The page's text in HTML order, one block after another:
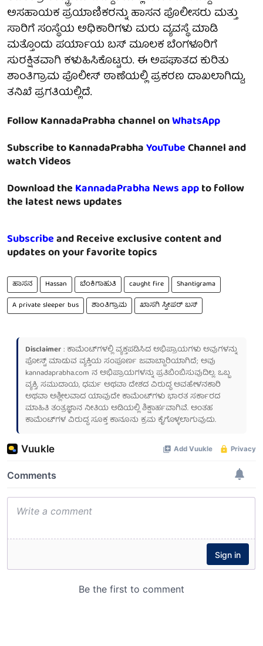
ಅಸಹಾಯಕ ಪ್ರಯಾಣಿಕರನ್ನು ಹಾಸನ ಪೊಲೀಸರು ಮತ್ತು
ಸಾರಿಗೆ ಸಂಸ್ಥೆಯ ಅಧಿಕಾರಿಗಳು ಮರು ವ್ಯವಸ್ಥೆ ಮಾಡಿ
ಮತ್ತೊಂದು ಪರ್ಯಾಯ ಬಸ್ ಮೂಲಕ ಬೆಂಗಳೂರಿಗೆ
ಸುರಕ್ಷಿತವಾಗಿ ಕಳುಹಿಸಿಕೊಟ್ಟರು. ಈ ಅಪಘಾತದ ಕುರಿತು
ಶಾಂತಿಗ್ರಾಮ ಪೊಲೀಸ್ ಠಾಣೆಯಲ್ಲಿ ಪ್ರಕರಣ ದಾಖಲಾಗಿದ್ದು,
ತನಿಖೆ ಪ್ರಗತಿಯಲ್ಲಿದೆ.
Follow KannadaPrabha channel onWhatsApp
Subscribe to KannadaPrabhaYouTubeChannel and
watch Videos
Download theKannadaPrabha News appto follow
the latest news updates
Subscribeand Receive exclusive content and
updates on your favorite topics
ಹಾಸನ Hassan ಬೆಂಕಿಗಾಹುತಿ caught fire
Shantigrama
A private sleeper bus
ಶಾಂತಿಗ್ರಾಮ ಖಾಸಗಿ ಸ್ಪೀಪರ್ ಬಸ್
Disclaimer: ಕಾಮೆಂಟ್‌ಗಳಲ್ಲಿ ವ್ಯಕ್ತಪಡಿಸಿದ ಅಭಿಪ್ರಾಯಗಳು ಅವುಗಳನ್ನು
ಪೋಸ್ಟ್ ಮಾಡುವ ವ್ಯಕ್ತಿಯ ಸಂಪೂರ್ಣ ಜವಾಬ್ದಾರಿಯಾಗಿದೆ; ಅವು
kannadaprabha.com ನ ಅಭಿಪ್ರಾಯಗಳನ್ನು ಪ್ರತಿಬಿಂಬಿಸುವುದಿಲ್ಲ. ಒಬ್ಬ
ವ್ಯಕ್ತಿ, ಸಮುದಾಯ, ಧರ್ಮ ಅಥವಾ ದೇಶದ ವಿರುದ್ಧ ಅವಹೇಳನಕಾರಿ
ಅಥವಾ ಅಶ್ಲೀಲವಾದ ಯಾವುದೇ ಕಾಮೆಂಟ್‌ಗಳು ಭಾರತ ಸರ್ಕಾರದ
ಮಾಹಿತಿ ತಂತ್ರಜ್ಞಾನ ನೀತಿಯ ಅಡಿಯಲ್ಲಿ ಶಿಕ್ಷಾರ್ಹವಾಗಿವೆ. ಅಂತಹ
ಕಾಮೆಂಟ್‌ಗಳ ವಿರುದ್ಧ ಸೂಕ್ತ ಕಾನೂನು ಕ್ರಮ ಕೈಗೊಳ್ಳಲಾಗುವುದು.